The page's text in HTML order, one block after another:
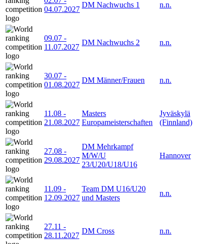
04.07.2027
DM Nachwuchs 1 n.n.
09.07 -
11.07.2027
DM Nachwuchs 2 n.n.
30.07 -
01.08.2027
DM Männer/Frauen n.n.
11.08 -
21.08.2027
Masters
Europameisterschaften
Jyväskylä
(Finnland)
27.08 -
29.08.2027
DM Mehrkampf
M/W/U
23/U20/U18/U16
Hannover
11.09 -
12.09.2027
Team DM U16/U20
und Masters
n.n.
27.11 -
28.11.2027
DM Cross n.n.